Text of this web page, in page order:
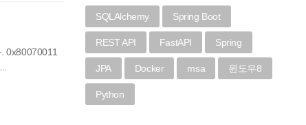
0x80070011
SQLAlchemy Spring Boot
REST API FastAPI Spring
JPA Docker msa 윈도우8
Python